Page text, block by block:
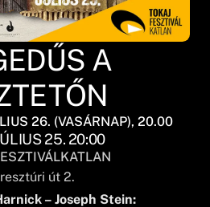
A
26. (VASÁRNAP), 20.00
25. 20:00
út 2.
– Joseph Stein: